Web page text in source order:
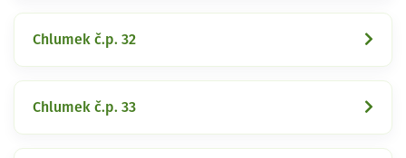
Chlumek č.p. 32
Chlumek č.p. 33